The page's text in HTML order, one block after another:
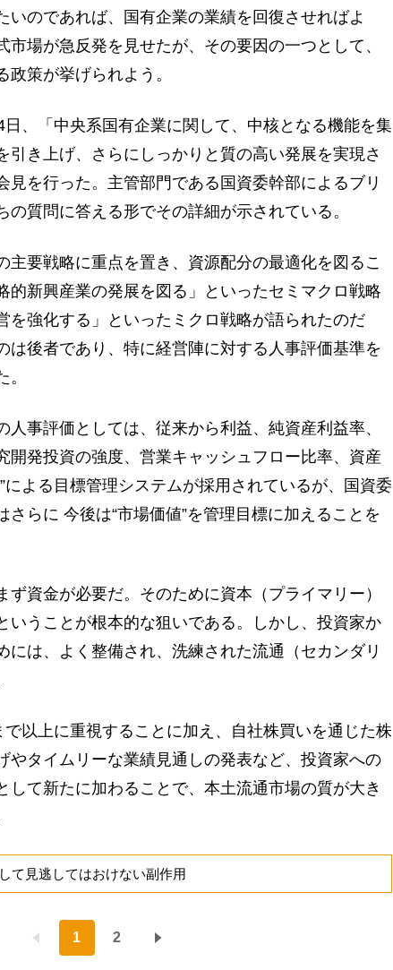
のであれば、国有企業の業績を回復させればよ
市場が急反発を見せたが、その要因の一つとして、
策が挙げられよう。
、「中央系国有企業に関して、中核となる機能を集
引き上げ、さらにしっかりと質の高い発展を実現さ
見を行った。主管部門である国資委幹部によるブリ
の質問に答える形でその詳細が示されている。
要戦略に重点を置き、資源配分の最適化を図るこ
的新興産業の発展を図る」といったセミマクロ戦略
を強化する」といったミクロ戦略が語られたのだ
は後者であり、特に経営陣に対する人事評価基準を
事評価としては、従来から利益、純資産利益率、
開発投資の強度、営業キャッシュフロー比率、資産
による目標管理システムが採用されているが、国資委
さらに 今後は“市場価値”を管理目標に加えることを
資金が必要だ。そのために資本（プライマリー）
いうことが根本的な狙いである。しかし、投資家か
には、よく整備され、洗練された流通（セカンダリ
以上に重視することに加え、自社株買いを通じた株
やタイムリーな業績見通しの発表など、投資家への
して新たに加わることで、本土流通市場の質が大き
て見逃してはおけない副作用
1 2